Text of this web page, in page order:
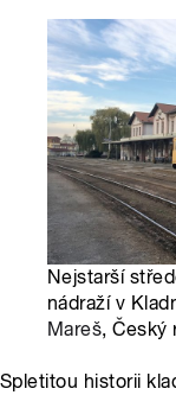
Nejstarší
nádraží v
Mareš, Český
Spletitou historii